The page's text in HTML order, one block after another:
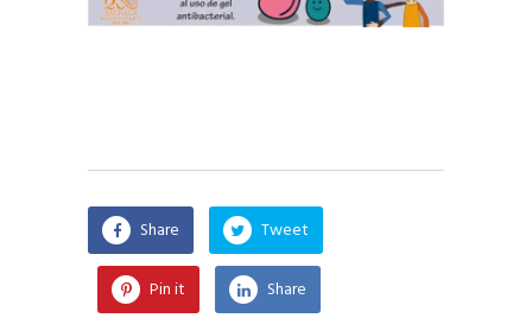
Share Tweet
Pin it Share